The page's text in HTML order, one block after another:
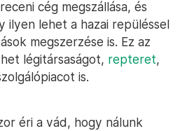
cég megszállása, és
ilyen lehet a hazai repüléssel
megszerzése is. Ez az
légitársaságot, repteret,
is.
éri a vád, hogy nálunk